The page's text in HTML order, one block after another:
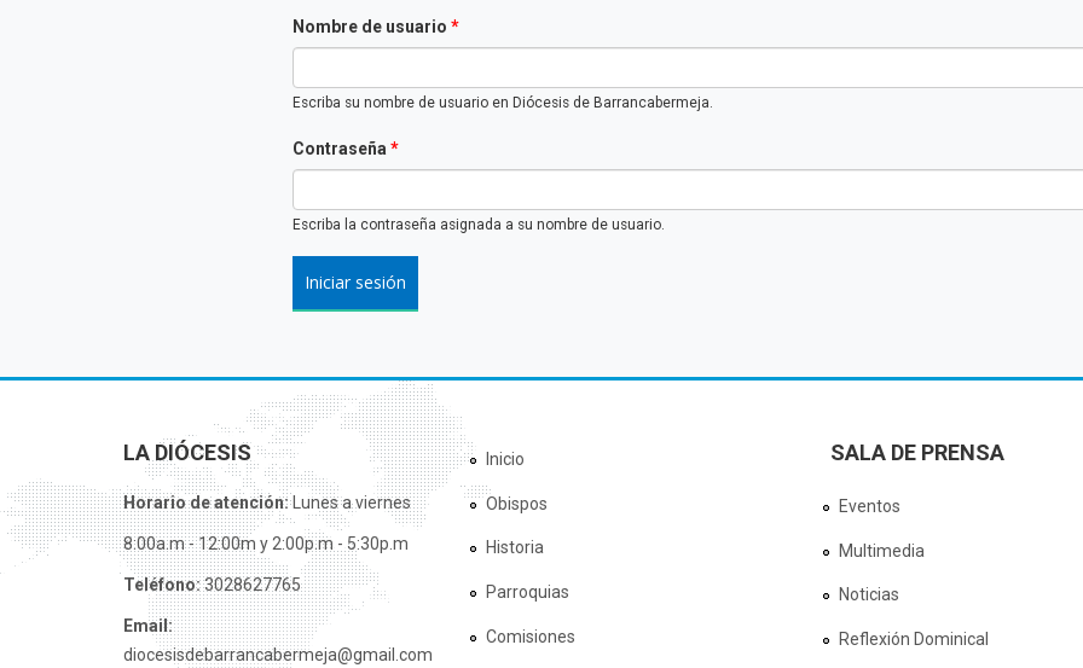
Nombre de usuario *
Escriba su nombre de usuario en Diócesis de Barrancabermeja.
Contraseña *
Escriba la contraseña asignada a su nombre de usuario.
LA DIÓCESIS
Horario de atención:Lunes a viernes
8:00a.m - 12:00m y 2:00p.m - 5:30p.m
Teléfono:3028627765
Email:
diocesisdebarrancabermeja@gmail.com
Inicio
Obispos
Historia
Parroquias
Comisiones
SALA DE PRENSA
Eventos
Multimedia
Noticias
Reflexión Dominical